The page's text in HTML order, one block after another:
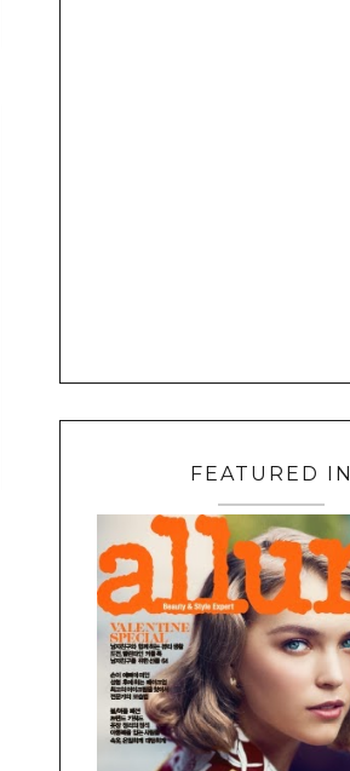
FEATURED IN